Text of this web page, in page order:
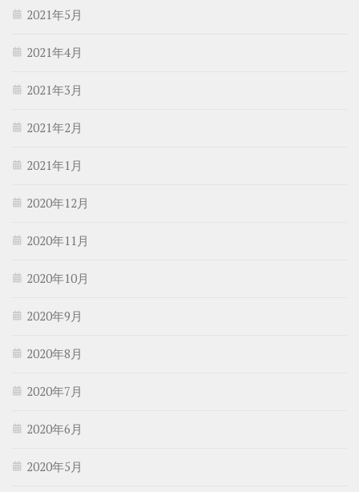
2021年5月
2021年4月
2021年3月
2021年2月
2021年1月
2020年12月
2020年11月
2020年10月
2020年9月
2020年8月
2020年7月
2020年6月
2020年5月